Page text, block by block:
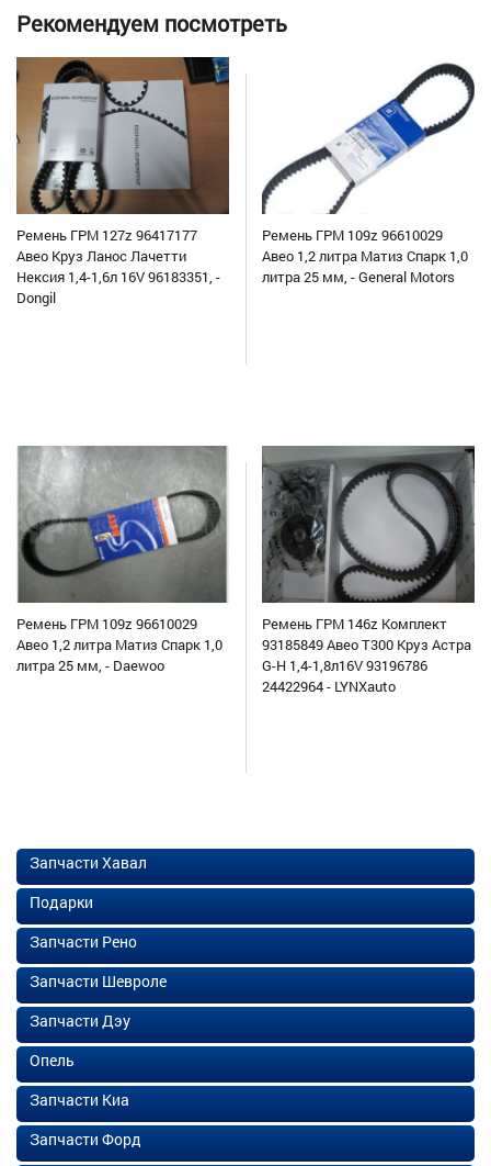
Рекомендуем посмотреть
Ремень ГРМ 127z 96417177
Авео Круз Ланос Лачетти
Нексия 1,4-1,6л 16V 96183351, -
Dongil
Ремень ГРМ 109z 96610029
Авео 1,2 литра Матиз Спарк 1,0
литра 25 мм, - General Motors
Ремень ГРМ 109z 96610029
Авео 1,2 литра Матиз Спарк 1,0
литра 25 мм, - Daewoo
Ремень ГРМ 146z Комплект
93185849 Авео Т300 Круз Астра
G-H 1,4-1,8л16V 93196786
24422964 - LYNXauto
Запчасти Хавал
Подарки
Запчасти Рено
Запчасти Шевроле
Запчасти Дэу
Опель
Запчасти Киа
Запчасти Форд